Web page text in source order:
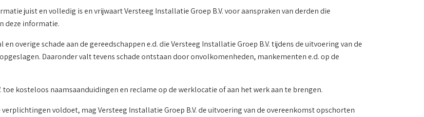
juist en volledig is en vrijwaart Versteeg Installatie Groep B.V. voor aanspraken van derden die
deze informatie.
overige schade aan de gereedschappen e.d. die Versteeg Installatie Groep B.V. tijdens de uitvoering van de
Daaronder valt tevens schade ontstaan door onvolkomenheden, mankementen e.d. op de
toe kosteloos naamsaanduidingen en reclame op de werklocatie of aan het werk aan te brengen.
voldoet, mag Versteeg Installatie Groep B.V. de uitvoering van de overeenkomst opschorten